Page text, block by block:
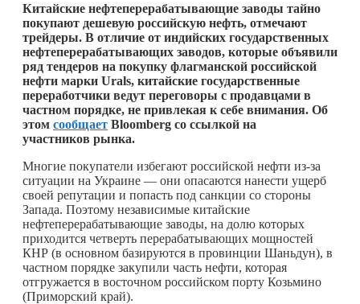
Китайские нефтеперерабатывающие заводы тайно
покупают дешевую российскую нефть, отмечают
трейдеры. В отличие от индийских государственных
нефтеперерабатывающих заводов, которые объявили
ряд тендеров на покупку флагманской российской
нефти марки Urals, китайские государственные
переработчики ведут переговоры с продавцами в
частном порядке, не привлекая к себе внимания. Об
этом сообщает Bloomberg со ссылкой на
участников рынка.
Многие покупатели избегают российской нефти из-за
ситуации на Украине — они опасаются нанести ущерб
своей репутации и попасть под санкции со стороны
Запада. Поэтому независимые китайские
нефтеперерабатывающие заводы, на долю которых
приходится четверть перерабатывающих мощностей
КНР (в основном базируются в провинции Шаньдун), в
частном порядке закупили часть нефти, которая
отгружается в восточном российском порту Козьмино
(Приморский край).